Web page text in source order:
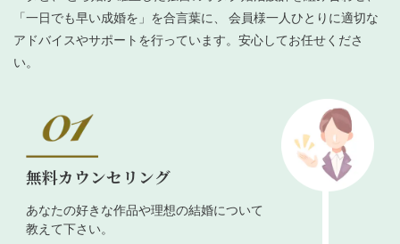
「一日でも早い成婚を」を合言葉に、 会員様一人ひとりに適切な
アドバイスやサポートを行っています。安心してお任せくださ
い。
無料カウンセリング
あなたの好きな作品や理想の結婚について
教えて下さい。